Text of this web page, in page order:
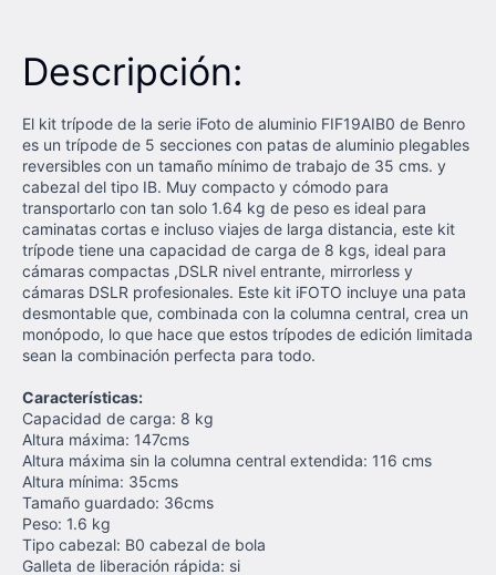
Descripción:
El kit trípode de la serie iFoto de aluminio FIF19AIB0 de Benro
es un trípode de 5 secciones con patas de aluminio plegables
reversibles con un tamaño mínimo de trabajo de 35 cms. y
cabezal del tipo IB. Muy compacto y cómodo para
transportarlo con tan solo 1.64 kg de peso es ideal para
caminatas cortas e incluso viajes de larga distancia, este kit
trípode tiene una capacidad de carga de 8 kgs, ideal para
cámaras compactas ,DSLR nivel entrante, mirrorless y
cámaras DSLR profesionales. Este kit iFOTO incluye una pata
desmontable que, combinada con la columna central, crea un
monópodo, lo que hace que estos trípodes de edición limitada
sean la combinación perfecta para todo.
Características:
Capacidad de carga: 8 kg
Altura máxima: 147cms
Altura máxima sin la columna central extendida: 116 cms
Altura mínima: 35cms
Tamaño guardado: 36cms
Peso: 1.6 kg
Tipo cabezal: B0 cabezal de bola
Galleta de liberación rápida: si